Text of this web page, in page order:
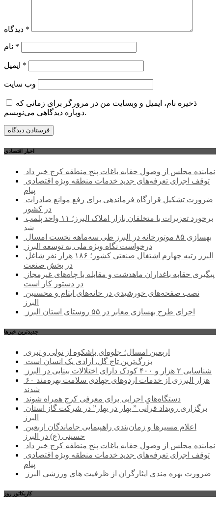
*
*
*
وب‌ سایت
ذخیره نام، ایمیل و وبسایت من در مرورگر برای زمانی که
دوباره دیدگاهی می‌نویسم.
اخبار اقتصادی
نماینده مجلس از وصول حقابه باغات پنج منطقه کرج خبر داد
پیام
در کشور
شد
بهسازی ۸۵ موتورخانه در البرز طی سه‌ماهه نخست امسال
درخواست نگاه ویژه ملی به توسعه البرز
در بخش صنعت
در دستور کار است
البرز
اجرای طرح بهسازی معابر در ۵۵ روستای استان البرز
جديدترين خبرها
اربعین امسال؛ جلوه‌ای باشکوه از تولی و تبری
بزرگ‌ترین تاج گل، آزادی یک انسان است
شناسایی ۲ هزار و ۴۰۰ کودک دارای اختلالات بینایی در البرز
۶۰ هزار البرزی از خدمات اردوهای جهادی سلامت بهره‌مند
شدند
دستگاه‌های اجرایی برای معرفی کرج همراه شوند
البرز
حسینی (ع) در البرز
نماینده مجلس از وصول حقابه باغات پنج منطقه کرج خبر داد
پیام
ضرورت بهره مندی ایثارگران از ظرفیت های ورزشی البرز
کاریکاتور روز